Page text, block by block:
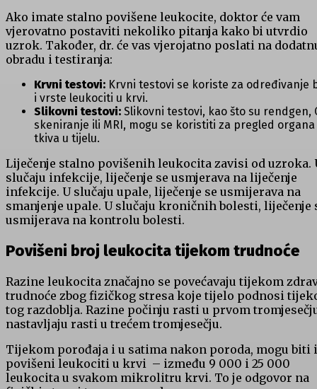
Ako imate stalno povišene leukocite, doktor će vam
vjerovatno postaviti nekoliko pitanja kako bi utvrdio
uzrok. Također, dr. će vas vjerojatno poslati na
obradu i testiranja:
Krvni testovi: Krvni testovi se koriste za određivanje
i vrste leukociti u krvi.
Slikovni testovi: Slikovni testovi, kao što su rendgen,
skeniranje ili MRI, mogu se koristiti za pregled organa
tkiva u tijelu.
Liječenje stalno povišenih leukocita zavisi od uzroka.
slučaju infekcije, liječenje se usmjerava na liječenje
infekcije. U slučaju upale, liječenje se usmijerava na
smanjenje upale. U slučaju kroničnih bolesti, liječenje
usmijerava na kontrolu bolesti.
Povišeni broj leukocita tijekom trudnoće
Razine leukocita značajno se povećavaju tijekom
trudnoće zbog fizičkog stresa koje tijelo podnosi
tog razdoblja. Razine počinju rasti u prvom
nastavljaju rasti u trećem tromjesečju.
Tijekom porođaja i u satima nakon poroda, mogu biti i
povišeni leukociti u krvi – između 9 000 i 25 000
leukocita u svakom mikrolitru krvi. To je odgovor na